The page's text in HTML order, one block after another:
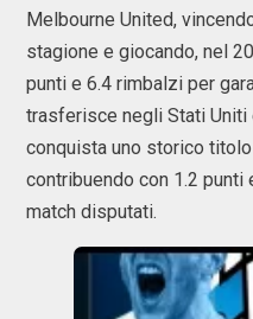
Melbourne United,
stagione e giocando, nel
punti e 6.4 rimbalzi per
trasferisce negli Stati Uniti
conquista uno storico
contribuendo con 1.2 punti
match disputati.